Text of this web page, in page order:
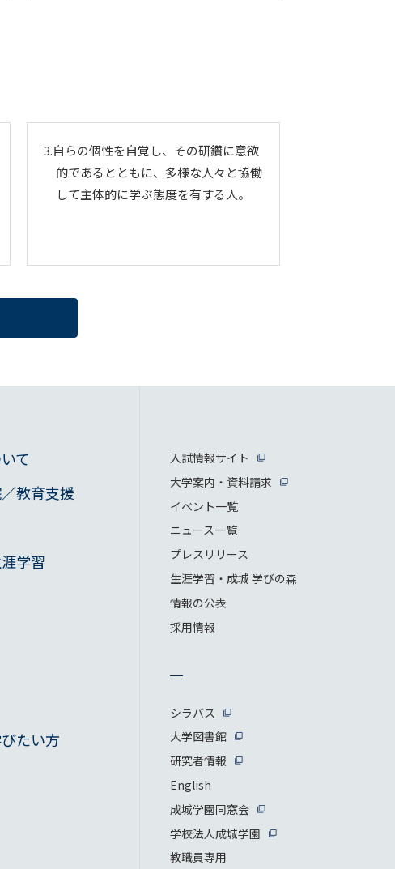
3.自らの個性を自覚し、その研鑽に意欲
的であるとともに、多様な人々と協働
して主体的に学ぶ態度を有する人。
て
教育支援
学習
たい方
入試情報サイト
大学案内・資料請求
イベント一覧
ニュース一覧
プレスリリース
生涯学習・成城 学びの森
情報の公表
採用情報
シラバス
大学図書館
研究者情報
English
成城学園同窓会
学校法人成城学園
教職員専用